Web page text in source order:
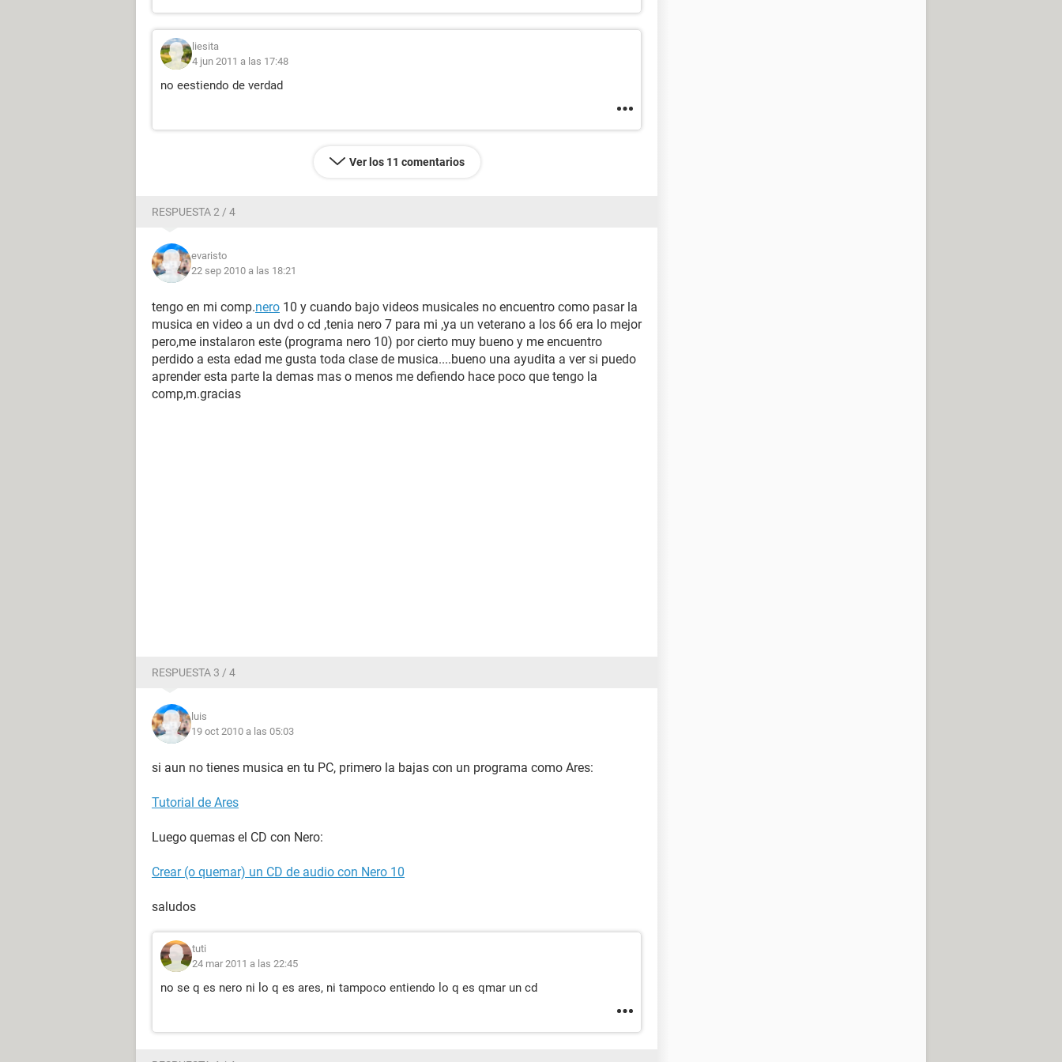
liesita
4 jun 2011 a las 17:48
no eestiendo de verdad
Ver los 11 comentarios
RESPUESTA 2 / 4
evaristo
22 sep 2010 a las 18:21
tengo en mi comp.nero 10 y cuando bajo videos musicales no encuentro como pasar la
musica en video a un dvd o cd ,tenia nero 7 para mi ,ya un veterano a los 66 era lo mejor
pero,me instalaron este (programa nero 10) por cierto muy bueno y me encuentro
perdido a esta edad me gusta toda clase de musica....bueno una ayudita a ver si puedo
aprender esta parte la demas mas o menos me defiendo hace poco que tengo la
comp,m.gracias
RESPUESTA 3 / 4
luis
19 oct 2010 a las 05:03
si aun no tienes musica en tu PC, primero la bajas con un programa como Ares:
Tutorial de Ares
Luego quemas el CD con Nero:
Crear (o quemar) un CD de audio con Nero 10
saludos
tuti
24 mar 2011 a las 22:45
no se q es nero ni lo q es ares, ni tampoco entiendo lo q es qmar un cd